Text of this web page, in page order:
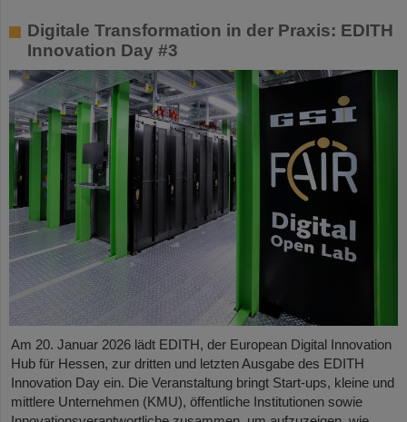
Digitale Transformation in der Praxis: EDITH
Innovation Day #3
Am 20. Januar 2026 lädt EDITH, der European Digital Innovation
Hub für Hessen, zur dritten und letzten Ausgabe des EDITH
Innovation Day ein. Die Veranstaltung bringt Start-ups, kleine und
mittlere Unternehmen (KMU), öffentliche Institutionen sowie